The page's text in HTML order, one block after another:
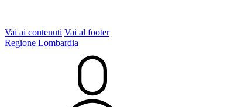
Vai ai contenuti Vai al footer
Regione Lombardia